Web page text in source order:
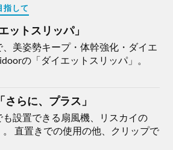
指して
トスリッパ」
美姿勢キープ・体幹強化・ダイエ
の「ダイエットスリッパ」。
らに、プラス」
設置できる扇風機、リスカイの
。 直置きでの使用の他、クリップで